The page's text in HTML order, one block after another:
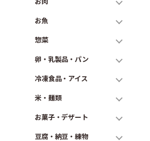
お魚
惣菜
卵・乳製品・パン
冷凍食品・アイス
米・麺類
お菓子・デザート
豆腐・納豆・練物